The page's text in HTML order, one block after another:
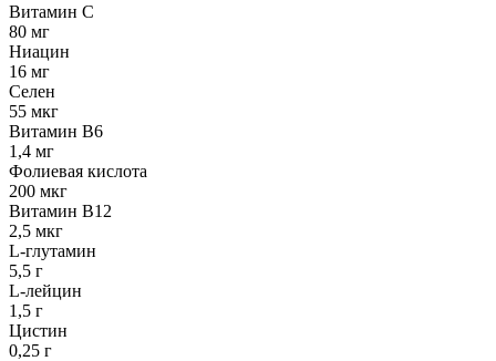
Витамин С
80 мг
Ниацин
16 мг
Селен
55 мкг
Витамин В6
1,4 мг
Фолиевая кислота
200 мкг
Витамин В12
2,5 мкг
L-глутамин
5,5 г
L-лейцин
1,5 г
Цистин
0,25 г